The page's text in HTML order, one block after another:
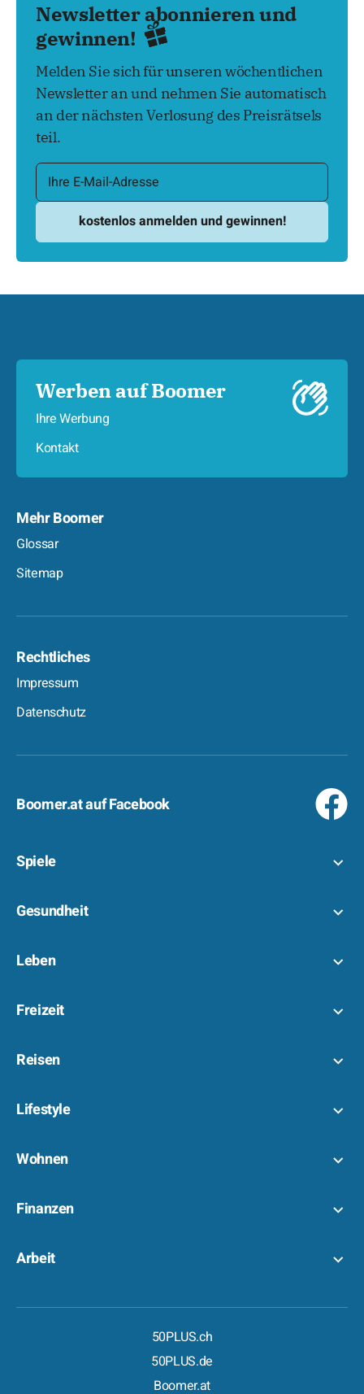
Newsletter abonnieren und
gewinnen!
Melden Sie sich für unseren wöchentlichen
Newsletter an und nehmen Sie automatisch
an der nächsten Verlosung des Preisrätsels
teil.
Werben auf Boomer
Ihre Werbung
Kontakt
Mehr Boomer
Glossar
Sitemap
Rechtliches
Impressum
Datenschutz
Boomer.at auf Facebook
Spiele
Gesundheit
Leben
Freizeit
Reisen
Lifestyle
Wohnen
Finanzen
Arbeit
50PLUS.ch
50PLUS.de
Boomer.at